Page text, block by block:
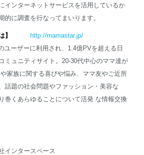
インターネットサービスを活用しているか
的に調査を行なってまいります。
】
http://mamastar.jp/
ーザーに利用され、1.4億PVを超える日
ミュニティサイト。20-30代中心のママ達が
家族に関する喜びや悩み、ママ友やご近所
話題の社会問題やファッション・美容な
巻くあらゆることについて活発 な情報交換
タースペース